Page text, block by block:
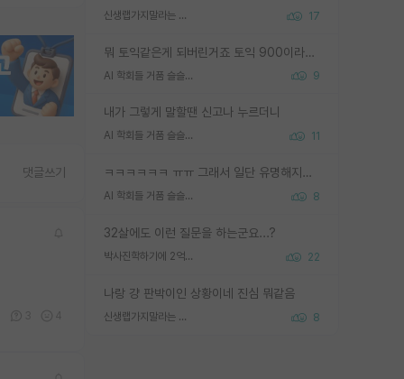
신생랩가지말라는 이유가 있었구나 17
뭐 토익같은게 되버린거죠 토익 900이라고 영어잘하는건 아닙니다만 잘하는사람은 다 900을 넘는 그런
AI 학회들 거품 슬슬 지적이 나오네요 9
내가 그렇게 말할땐 신고나 누르더니
AI 학회들 거품 슬슬 지적이 나오네요 11
ㅋㅋㅋㅋㅋㅋ ㅠㅠ 그래서 일단 유명해지는게 중요한거같습니다
AI 학회들 거품 슬슬 지적이 나오네요 8
32살에도 이런 질문을 하는군요...?
박사진학하기에 2억은 괜찮은 (?) 정도의 경제력인가요 22
나랑 걍 판박이인 상황이네 진심 뭐같음
신생랩가지말라는 이유가 있었구나 8
댓글쓰기